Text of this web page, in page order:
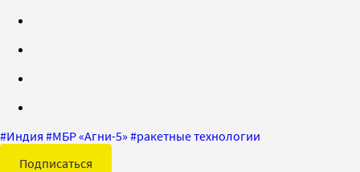
#Индия #МБР «Агни-5» #ракетные технологии
Подписаться